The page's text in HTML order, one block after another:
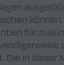
für
Die in dieser